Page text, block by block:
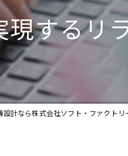
するリ
設計なら株式会社ソフト・ファクトリ